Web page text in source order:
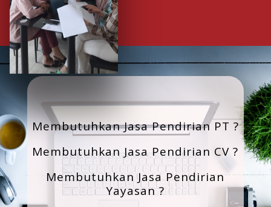
Membutuhkan Jasa Pendirian PT ?
Membutuhkan Jasa Pendirian CV ?
Membutuhkan Jasa Pendirian
Yayasan ?